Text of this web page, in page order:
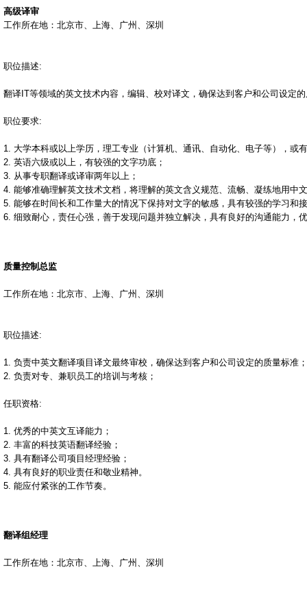
英文翻译
德文翻译
法文翻译
中译英
中译俄
中译法
中译日
日译中
中译德
西班牙文翻译
波斯语翻译
德译中翻译
俄译中翻译
法译中翻译
芬兰文译中文翻译
韩译中翻译
马来语译中文翻译
葡萄牙文译中文翻译
印刷翻译
医学翻译
医药翻译
证券翻译
光学仪器翻译
保健品翻译
互联网翻译
进出口翻译
计算机翻译
医疗器械翻译
网站本地化翻译
DVD,VCD,录像带翻译
高级译审
工作所在地：北京市、上海、广州、深圳
职位描述:
翻译IT等领域的英文技术内容，编辑、校对译文，确保达到客户和公司设定
职位要求:
1. 大学本科或以上学历，理工专业（计算机、通讯、自动化、电子等），或
2. 英语六级或以上，有较强的文字功底；
3. 从事专职翻译或译审两年以上；
4. 能够准确理解英文技术文档，将理解的英文含义规范、流畅、凝练地用中
5. 能够在时间长和工作量大的情况下保持对文字的敏感，具有较强的学习和
6. 细致耐心，责任心强，善于发现问题并独立解决，具有良好的沟通能力，
质量控制总监
工作所在地：北京市、上海、广州、深圳
职位描述:
1. 负责中英文翻译项目译文最终审校，确保达到客户和公司设定的质量标准；
2. 负责对专、兼职员工的培训与考核；
任职资格:
1. 优秀的中英文互译能力；
2. 丰富的科技英语翻译经验；
3. 具有翻译公司项目经理经验；
4. 具有良好的职业责任和敬业精神。
5. 能应付紧张的工作节奏。
翻译组经理
工作所在地：北京市、上海、广州、深圳